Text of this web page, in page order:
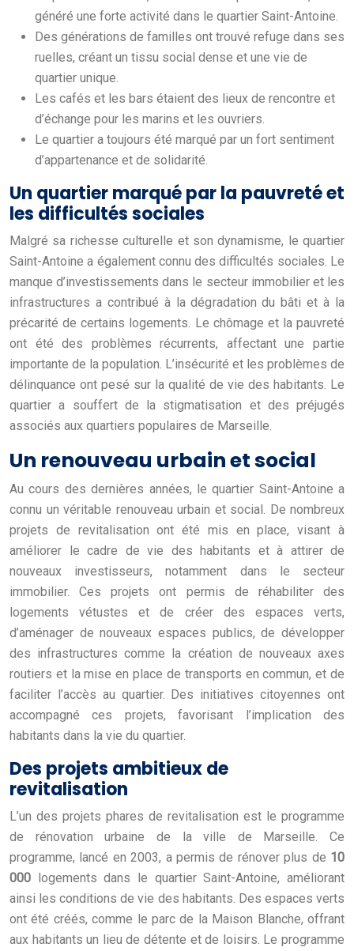
généré une forte activité dans le quartier Saint-Antoine.
Des générations de familles ont trouvé refuge dans ses
ruelles, créant un tissu social dense et une vie de
quartier unique.
Les cafés et les bars étaient des lieux de rencontre et
d’échange pour les marins et les ouvriers.
Le quartier a toujours été marqué par un fort sentiment
d’appartenance et de solidarité.
Un quartier marqué par la pauvreté et
les difficultés sociales
Malgré sa richesse culturelle et son dynamisme, le quartier
Saint-Antoine a également connu des difficultés sociales. Le
manque d’investissements dans le secteur immobilier et les
infrastructures a contribué à la dégradation du bâti et à la
précarité de certains logements. Le chômage et la pauvreté
ont été des problèmes récurrents, affectant une partie
importante de la population. L’insécurité et les problèmes de
délinquance ont pesé sur la qualité de vie des habitants. Le
quartier a souffert de la stigmatisation et des préjugés
associés aux quartiers populaires de Marseille.
Un renouveau urbain et social
Au cours des dernières années, le quartier Saint-Antoine a
connu un véritable renouveau urbain et social. De nombreux
projets de revitalisation ont été mis en place, visant à
améliorer le cadre de vie des habitants et à attirer de
nouveaux investisseurs, notamment dans le secteur
immobilier. Ces projets ont permis de réhabiliter des
logements vétustes et de créer des espaces verts,
d’aménager de nouveaux espaces publics, de développer
des infrastructures comme la création de nouveaux axes
routiers et la mise en place de transports en commun, et de
faciliter l’accès au quartier. Des initiatives citoyennes ont
accompagné ces projets, favorisant l’implication des
habitants dans la vie du quartier.
Des projets ambitieux de
revitalisation
L’un des projets phares de revitalisation est le programme
de rénovation urbaine de la ville de Marseille. Ce
programme, lancé en 2003, a permis de rénover plus de 10
000 logements dans le quartier Saint-Antoine, améliorant
ainsi les conditions de vie des habitants. Des espaces verts
ont été créés, comme le parc de la Maison Blanche, offrant
aux habitants un lieu de détente et de loisirs. Le programme